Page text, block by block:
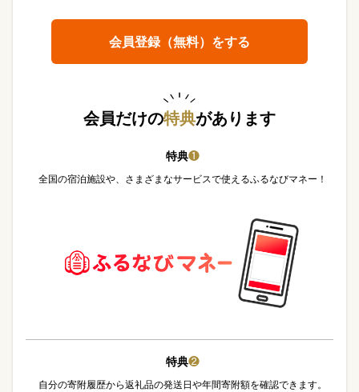
会員登録（無料）をする
会員だけの特典があります
特典❶
全国の宿泊施設や、さまざまなサービスで使えるふるなびマネー！
特典❷
自分の寄附履歴から返礼品の発送日や年間寄附額を確認できます。